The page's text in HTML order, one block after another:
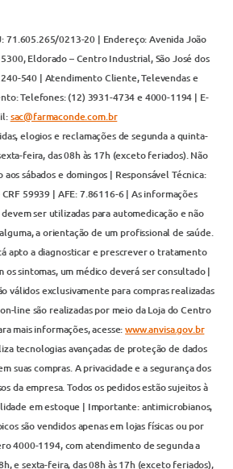
71.605.265/0213-20 | Endereço: Avenida João
Eldorado – Centro Industrial, São José dos
540 | Atendimento Cliente, Televendas e
Telefones: (12) 3931-4734 e 4000-1194 | E-
sac@farmaconde.com.br
elogios e reclamações de segunda a quinta-
feira, das 08h às 17h (exceto feriados). Não
sábados e domingos | Responsável Técnica:
59939 | AFE: 7.86116-6 | As informações
ser utilizadas para automedicação e não
a orientação de um profissional de saúde.
apto a diagnosticar e prescrever o tratamento
os sintomas, um médico deverá ser consultado |
válidos exclusivamente para compras realizadas
line são realizadas por meio da Loja do Centro
mais informações, acesse:www.anvisa.gov.br
tecnologias avançadas de proteção de dados
suas compras. A privacidade e a segurança dos
da empresa. Todos os pedidos estão sujeitos à
em estoque | Importante: antimicrobianos,
são vendidos apenas em lojas físicas ou por
4000-1194, com atendimento de segunda a
e sexta-feira, das 08h às 17h (exceto feriados),